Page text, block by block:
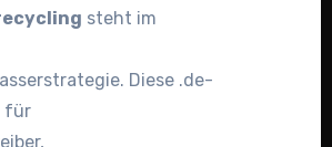
steht im
Diese .de-
für